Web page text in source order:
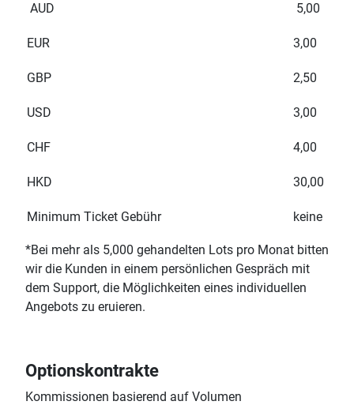
AUD 5,00
EUR 3,00
GBP 2,50
USD 3,00
CHF 4,00
HKD 30,00
Minimum Ticket Gebühr keine
*Bei mehr als 5,000 gehandelten Lots pro Monat bitten
wir die Kunden in einem persönlichen Gespräch mit
dem Support, die Möglichkeiten eines individuellen
Angebots zu eruieren.
Optionskontrakte
Kommissionen basierend auf Volumen